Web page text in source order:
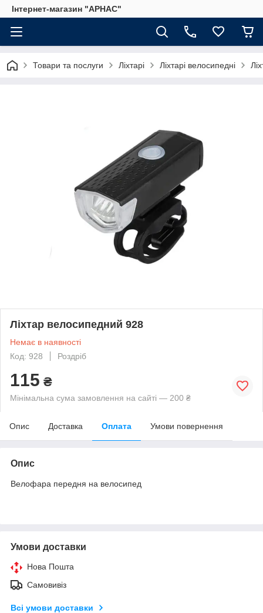
Інтернет-магазин "АРНАС"
Товари та послуги Ліхтарі Ліхтарі велосипедні
Ліхтар велосипедний 928
Немає в наявності
Код: 928
Роздріб
115 ₴
Мінімальна сума замовлення на сайті — 200 ₴
Опис Доставка Оплата Умови повернення
Опис
Велофара передня на велосипед
Умови доставки
Нова Пошта
Самовивіз
Всі умови доставки